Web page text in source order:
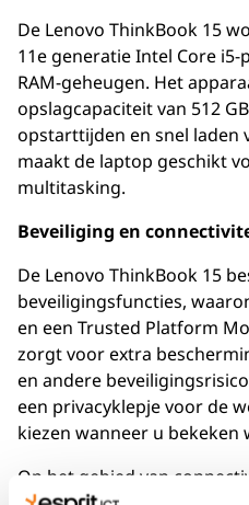
De Lenovo ThinkBook 15
11e generatie Intel Core i5-
RAM-geheugen. Het
opslagcapaciteit van 512
opstarttijden en snel laden
maakt de laptop geschikt
multitasking.
Beveiliging en
De Lenovo ThinkBook 15
beveiligingsfuncties,
en een Trusted Platform
zorgt voor extra
en andere
een privacyklepje voor de
kiezen wanneer u bekeken
Op het gebied van